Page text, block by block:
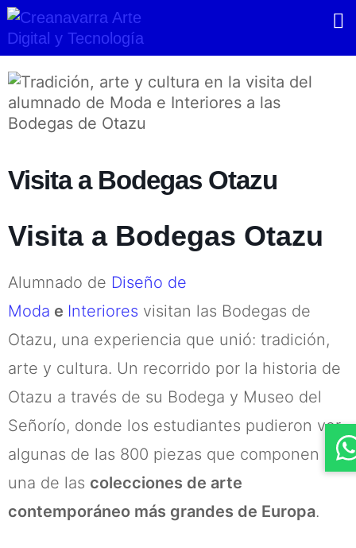
Ir
al
contenido
Visita a Bodegas Otazu
Visita a Bodegas Otazu
Alumnado de Diseño de
Moda e Interiores visitan las Bodegas de
Otazu, una experiencia que unió: tradición,
arte y cultura. Un recorrido por la historia de
Otazu a través de su Bodega y Museo del
Señorío, donde los estudiantes pudieron ver
algunas de las 800 piezas que componen
una de las colecciones de arte
contemporáneo más grandes de Europa.